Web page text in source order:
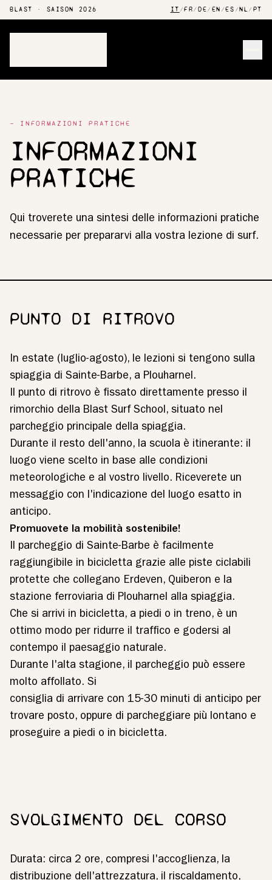
BLAST · SAISON 2026 IT /FR/ DE/ EN /ES /NL/ PT
— INFORMAZIONI PRATICHE
INFORMAZIONI
PRATICHE
Qui troverete una sintesi delle informazioni pratiche
necessarie per prepararvi alla vostra lezione di surf.
PUNTO DI RITROVO
In estate (luglio-agosto), le lezioni si tengono sulla
spiaggia di Sainte-Barbe, a Plouharnel.
Il punto di ritrovo è fissato direttamente presso il
rimorchio della Blast Surf School, situato nel
parcheggio principale della spiaggia.
Durante il resto dell'anno, la scuola è itinerante: il
luogo viene scelto in base alle condizioni
meteorologiche e al vostro livello. Riceverete un
messaggio con l'indicazione del luogo esatto in
anticipo.
Promuovete la mobilità sostenibile!
Il parcheggio di Sainte-Barbe è facilmente
raggiungibile in bicicletta grazie alle piste ciclabili
protette che collegano Erdeven, Quiberon e la
stazione ferroviaria di Plouharnel alla spiaggia.
Che si arrivi in bicicletta, a piedi o in treno, è un
ottimo modo per ridurre il traffico e godersi al
contempo il paesaggio naturale.
Durante l'alta stagione, il parcheggio può essere
molto affollato. Si
consiglia di arrivare con 15-30 minuti di anticipo per
trovare posto, oppure di parcheggiare più lontano e
proseguire a piedi o in bicicletta.
SVOLGIMENTO DEL CORSO
Durata: circa 2 ore, compresi l'accoglienza, la
distribuzione dell'attrezzatura, il riscaldamento,